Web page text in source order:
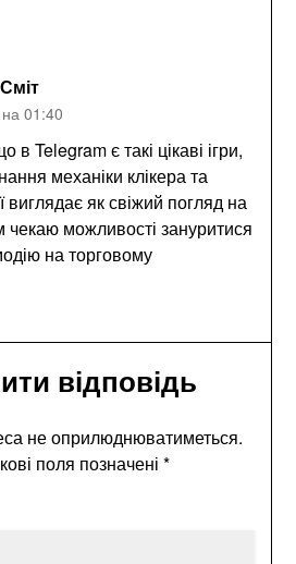
01:40
в Telegram є такі цікаві ігри,
механіки клікера та
виглядає як свіжий погляд на
чекаю можливості зануритися
на торговому
відповідь
не оприлюднюватиметься.
поля позначені *